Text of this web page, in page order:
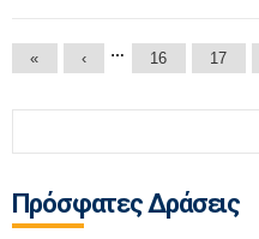
Σελίδες
« ‹ … 16 17
Πρόσφατες Δράσεις